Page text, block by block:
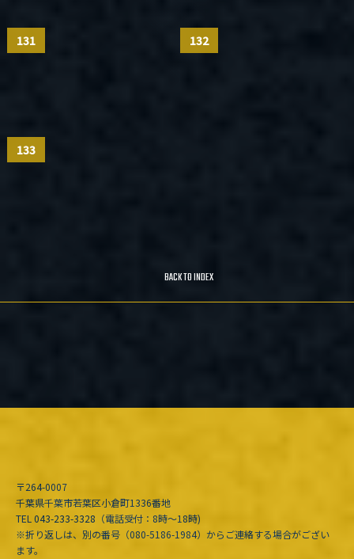
131 132
133
BACK TO INDEX
〒264-0007
千葉県千葉市若葉区小倉町1336番地
TEL 043-233-3328 （電話受付：8時〜18時)
※折り返しは、別の番号（080-5186-1984）からご連絡する場合がござい
ます。